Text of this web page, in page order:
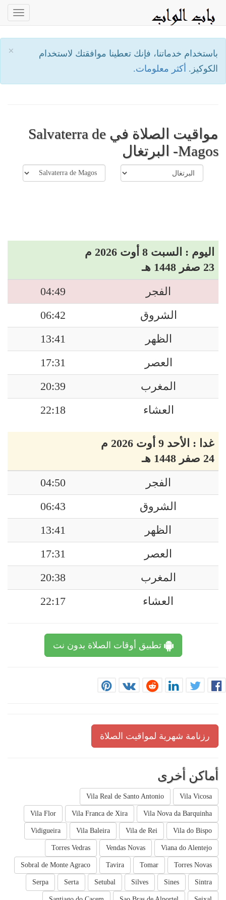
×
باستخدام خدماتنا، فإنك تعطينا موافقتك لاستخدام
الكوكيز. أكثر معلومات.
مواقيت الصلاة في Salvaterra de
Magos- البرتغال
اليوم : السبت 8 أوت 2026 م
23 صفر 1448 هـ
الفجر
04:49
الشروق
06:42
الظهر
13:41
العصر
17:31
المغرب
20:39
العشاء
22:18
غدا : الأحد 9 أوت 2026 م
24 صفر 1448 هـ
الفجر
04:50
الشروق
06:43
الظهر
13:41
العصر
17:31
المغرب
20:38
العشاء
22:17
تطبيق أوقات الصلاة بدون نت
رزنامة شهرية لمواقيت الصلاة
أماكن أخرى
Vila Vicosa
Vila Real de Santo Antonio
Vila Nova da Barquinha
Vila Franca de Xira
Vila Flor
Vila do Bispo
Vila de Rei
Vila Baleira
Vidigueira
Viana do Alentejo
Vendas Novas
Torres Vedras
Torres Novas
Tomar
Tavira
Sobral de Monte Agraco
Sintra
Sines
Silves
Setubal
Serta
Serpa